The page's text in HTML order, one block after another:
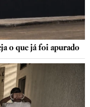
o que já foi apurado